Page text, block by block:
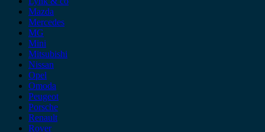
Mazda
Mercedes
MG
Mini
Mitsubishi
Nissan
Opel
Omoda
Peugeot
Porsche
Renault
Rover